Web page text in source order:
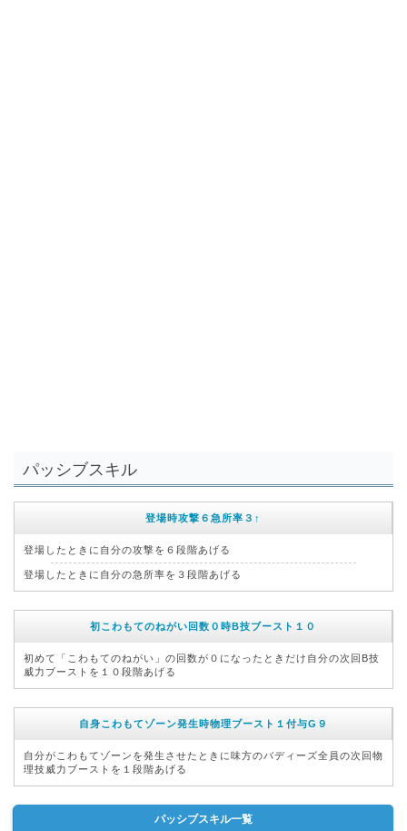
パッシブスキル
登場時攻撃６急所率３↑
登場したときに自分の攻撃を６段階あげる
登場したときに自分の急所率を３段階あげる
初こわもてのねがい回数０時B技ブースト１０
初めて「こわもてのねがい」の回数が０になったときだけ自分の次回B技
威力ブーストを１０段階あげる
自身こわもてゾーン発生時物理ブースト１付与G９
自分がこわもてゾーンを発生させたときに味方のバディーズ全員の次回物
理技威力ブーストを１段階あげる
パッシブスキル一覧